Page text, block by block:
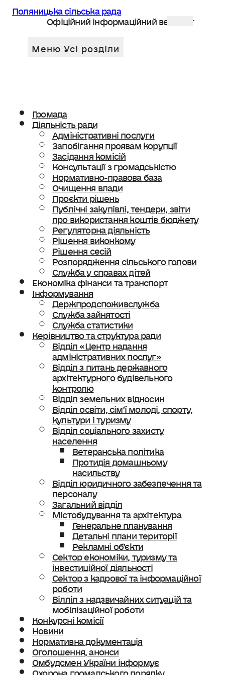
Поляницька сільська рада
Офіційний інформаційний веб сайт
Громада
Діяльність ради
Адміністративні послуги
Запобігання проявам корупції
Засідання комісій
Консультації з громадськістю
Нормативно-правова база
Очищення влади
Проєкти рішень
Публічні закупівлі, тендери, звіти
про використання коштів бюджету
Регуляторна діяльність
Рішення виконкому
Рішення сесій
Розпорядження сільського голови
Служба у справах дітей
Економіка фінанси та транспорт
Інформування
Держпродспоживслужба
Служба зайнятості
Служба статистики
Керівництво та структура ради
Відділ «Центр надання
адміністративних послуг»
Відділ з питань державного
архітектурного будівельного
контролю
Відділ земельних відносин
Відділ освіти, сімʼї молоді, спорту,
культури і туризму
Відділ соціального захисту
населення
Ветеранська політика
Протидія домашньому
насильству
Відділ юридичного забезпечення та
персоналу
Загальний відділ
Містобудування та архітектура
Генеральне планування
Детальні плани території
Рекламні об’єкти
Сектор економіки, туризму та
інвестиційної діяльності
Сектор з кадрової та інформаційної
роботи
Вілліл з надзвичайних ситуацій та
мобілізаційної роботи
Конкурсні комісії
Новини
Нормативна документація
Оголошення, анонси
Омбудсмен України інформує
Охорона громадського порядку